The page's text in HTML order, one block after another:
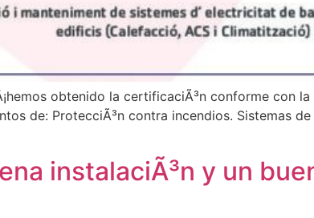
obtenido la certificaciÃ³n conforme con la
de: ProtecciÃ³n contra incendios. Sistemas
instalaciÃ³n y un